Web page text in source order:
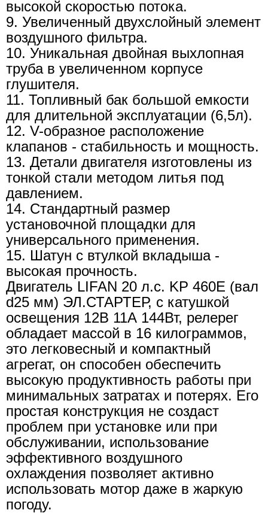
высокой скоростью потока.
9. Увеличенный двухслойный элемент
воздушного фильтра.
10. Уникальная двойная выхлопная
труба в увеличенном корпусе
глушителя.
11. Топливный бак большой емкости
для длительной эксплуатации (6,5л).
12. V-образное расположение
клапанов - стабильность и мощность.
13. Детали двигателя изготовлены из
тонкой стали методом литья под
давлением.
14. Стандартный размер
установочной площадки для
универсального применения.
15. Шатун с втулкой вкладыша -
высокая прочность.
Двигатель LIFAN 20 л.с. KP 460E (вал
d25 мм) ЭЛ.СТАРТЕР, с катушкой
освещения 12В 11А 144Вт, релерег
обладает массой в 16 килограммов,
это легковесный и компактный
агрегат, он способен обеспечить
высокую продуктивность работы при
минимальных затратах и потерях. Его
простая конструкция не создаст
проблем при установке или при
обслуживании, использование
эффективного воздушного
охлаждения позволяет активно
использовать мотор даже в жаркую
погоду.